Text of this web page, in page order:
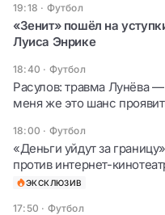
19:18 · Футбол
«Зенит» пошёл на
Луиса Энрике
18:40 · Футбол
Расулов: травма Лунёва
меня же это шанс
18:00 · Футбол
«Деньги уйдут за
против интернет-
ЭКСКЛЮЗИВ
17:50 · Футбол